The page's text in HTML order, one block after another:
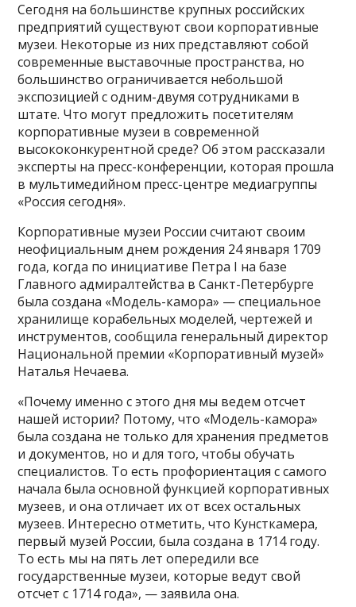
Сегодня на большинстве крупных российских
предприятий существуют свои корпоративные
музеи. Некоторые из них представляют собой
современные выставочные пространства, но
большинство ограничивается небольшой
экспозицией с одним-двумя сотрудниками в
штате. Что могут предложить посетителям
корпоративные музеи в современной
высококонкурентной среде? Об этом рассказали
эксперты на пресс-конференции, которая прошла
в мультимедийном пресс-центре медиагруппы
«Россия сегодня».
Корпоративные музеи России считают своим
неофициальным днем рождения 24 января 1709
года, когда по инициативе Петра I на базе
Главного адмиралтейства в Санкт-Петербурге
была создана «Модель-камора» — специальное
хранилище корабельных моделей, чертежей и
инструментов, сообщила генеральный директор
Национальной премии «Корпоративный музей»
Наталья Нечаева.
«Почему именно с этого дня мы ведем отсчет
нашей истории? Потому, что «Модель-камора»
была создана не только для хранения предметов
и документов, но и для того, чтобы обучать
специалистов. То есть профориентация с самого
начала была основной функцией корпоративных
музеев, и она отличает их от всех остальных
музеев. Интересно отметить, что Кунсткамера,
первый музей России, была создана в 1714 году.
То есть мы на пять лет опередили все
государственные музеи, которые ведут свой
отсчет с 1714 года», — заявила она.